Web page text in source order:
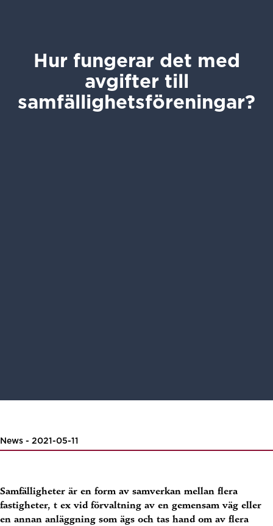
Hur fungerar det med
avgifter till
samfällighetsföreningar?
News - 2021-05-11
Samfälligheter är en form av samverkan mellan flera
fastigheter, t ex vid förvaltning av en gemensam väg eller
en annan anläggning som ägs och tas hand om av flera